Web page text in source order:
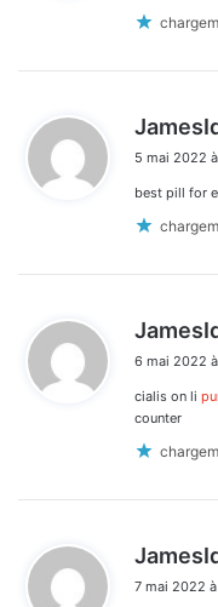
5 mai 2022
best pill for
6 mai 2022
cialis on li
counter
7 mai 2022